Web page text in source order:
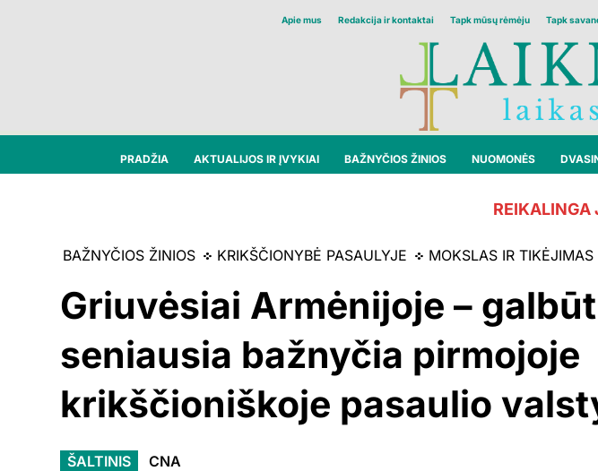
Apie mus Redakcija ir kontaktai Tapk mūsų rėmėju Tapk
PRADŽIA AKTUALIJOS IR ĮVYKIAI BAŽNYČIOS ŽINIOS NUOMONĖS
REIKALINGA
BAŽNYČIOS ŽINIOS KRIKŠČIONYBĖ PASAULYJE MOKSLAS IR TIKĖJIMAS
Griuvėsiai Armėnijoje – galbūt
seniausia bažnyčia pirmojoje
krikščioniškoje pasaulio
ŠALTINIS CNA